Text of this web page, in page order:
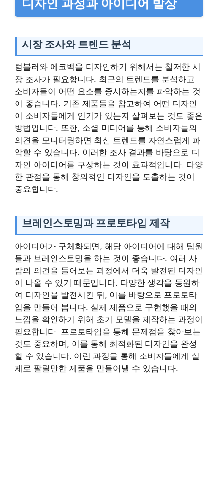
디자인 과정과 아이디어 발상
시장 조사와 트렌드 분석
텀블러와 에코백을 디자인하기 위해서는 철저한 시
장 조사가 필요합니다. 최근의 트렌드를 분석하고
소비자들이 어떤 요소를 중시하는지를 파악하는 것
이 좋습니다. 기존 제품들을 참고하여 어떤 디자인
이 소비자들에게 인기가 있는지 살펴보는 것도 좋은
방법입니다. 또한, 소셜 미디어를 통해 소비자들의
의견을 모니터링하면 최신 트렌드를 자연스럽게 파
악할 수 있습니다. 이러한 조사 결과를 바탕으로 디
자인 아이디어를 구상하는 것이 효과적입니다. 다양
한 관점을 통해 창의적인 디자인을 도출하는 것이
중요합니다.
브레인스토밍과 프로토타입 제작
아이디어가 구체화되면, 해당 아이디어에 대해 팀원
들과 브레인스토밍을 하는 것이 좋습니다. 여러 사
람의 의견을 들어보는 과정에서 더욱 발전된 디자인
이 나올 수 있기 때문입니다. 다양한 생각을 동원하
여 디자인을 발전시킨 뒤, 이를 바탕으로 프로토타
입을 만들어 봅니다. 실제 제품으로 구현했을 때의
느낌을 확인하기 위해 초기 모델을 제작하는 과정이
필요합니다. 프로토타입을 통해 문제점을 찾아보는
것도 중요하며, 이를 통해 최적화된 디자인을 완성
할 수 있습니다. 이런 과정을 통해 소비자들에게 실
제로 팔릴만한 제품을 만들어낼 수 있습니다.